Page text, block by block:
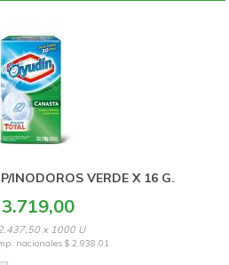
INODOROS VERDE X 16 G.
x 1000 U
nacionales$ 2.938,01